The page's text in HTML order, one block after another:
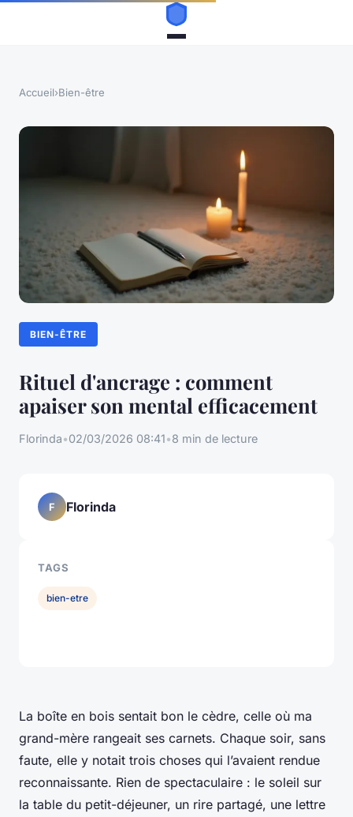
Accueil›Bien-être
BIEN-ÊTRE
Rituel d'ancrage : comment
apaiser son mental efficacement
Florinda•02/03/2026 08:41•8 min de lecture
La boîte en bois sentait bon le cèdre, celle où ma
grand-mère rangeait ses carnets. Chaque soir, sans
faute, elle y notait trois choses qui l’avaient rendue
reconnaissante. Rien de spectaculaire : le soleil sur
la table du petit-déjeuner, un rire partagé, une lettre
F Florinda
TAGS
bien-etre